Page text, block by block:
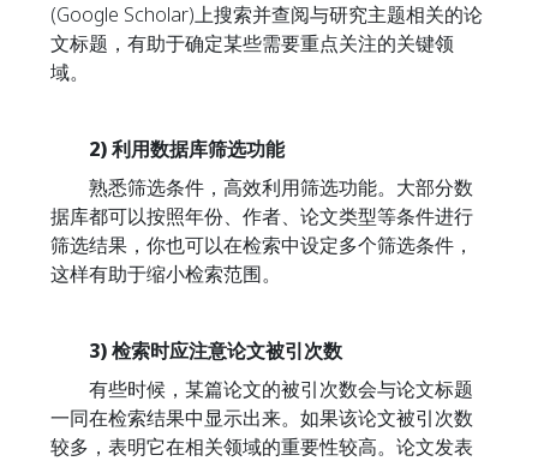
(Google Scholar)上搜索并查阅与研究主题相关的论
文标题，有助于确定某些需要重点关注的关键领
域。
2) 利用数据库筛选功能
熟悉筛选条件，高效利用筛选功能。大部分数
据库都可以按照年份、作者、论文类型等条件进行
筛选结果，你也可以在检索中设定多个筛选条件，
这样有助于缩小检索范围。
3) 检索时应注意论文被引次数
有些时候，某篇论文的被引次数会与论文标题
一同在检索结果中显示出来。如果该论文被引次数
较多，表明它在相关领域的重要性较高。论文发表